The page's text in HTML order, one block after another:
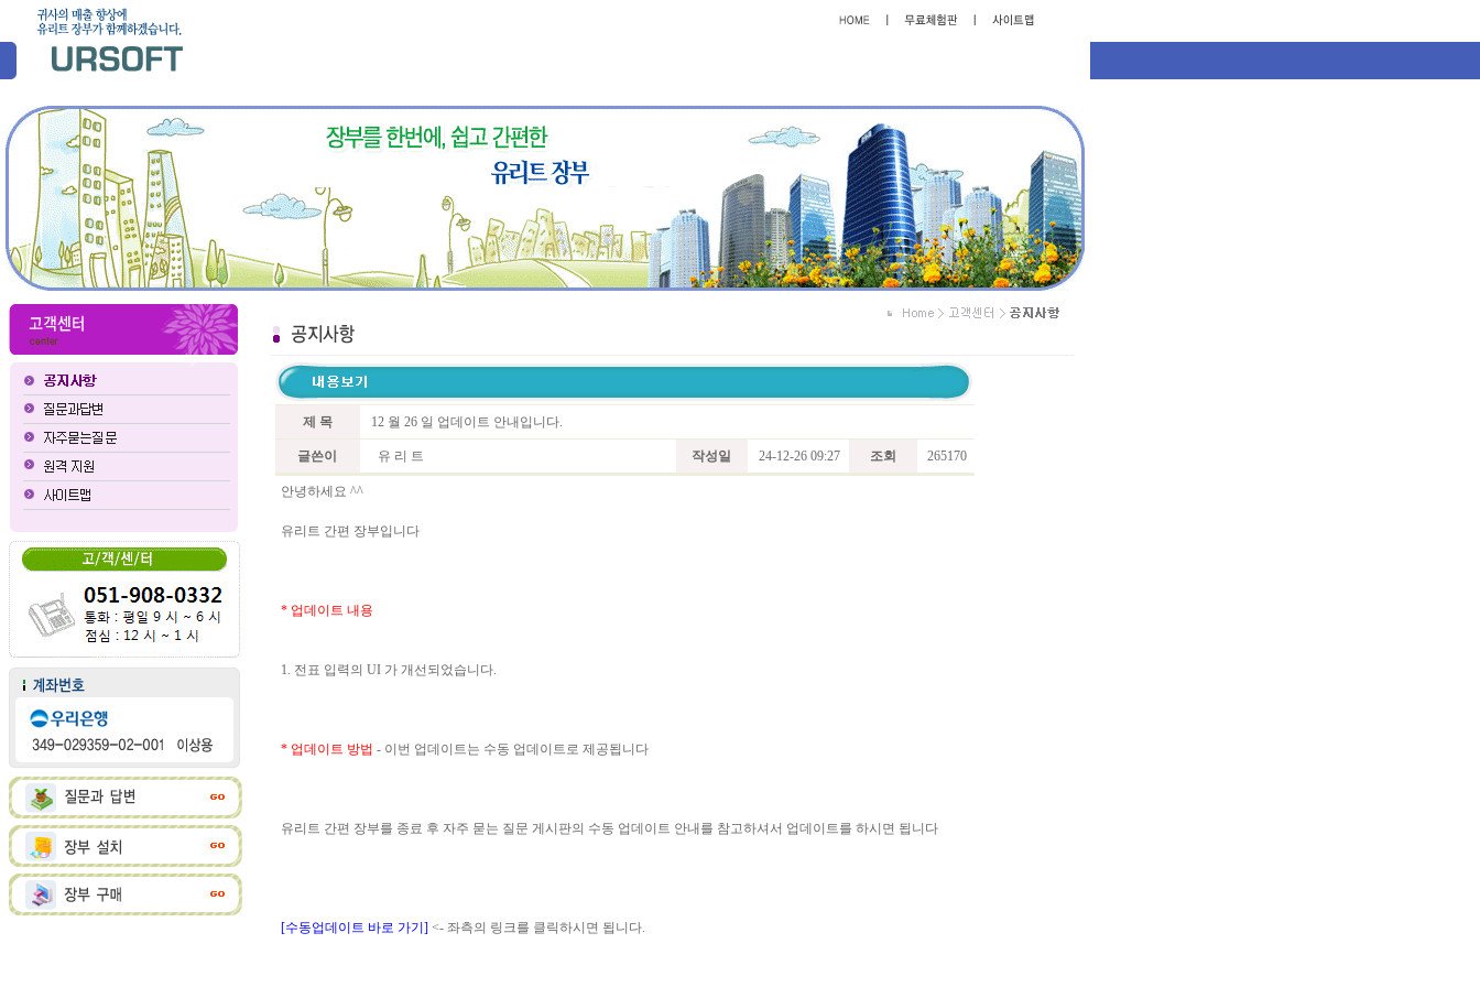
제 목 12 월 26 일 업데이트 안내입니다.
글쓴이 유 리 트 작성일 24-12-26 09:27 조회 265170
안녕하세요 ^^
유리트 간편 장부입니다
* 업데이트 내용
1. 전표 입력의 UI 가 개선되었습니다.
* 업데이트 방법 - 이번 업데이트는 수동 업데이트로 제공됩니다
유리트 간편 장부를 종료 후 자주 묻는 질문 게시판의 수동 업데이트 안내를 참고하셔서 업데이트를 하시면 됩니다
[수동업데이트 바로 가기] <- 좌측의 링크를 클릭하시면 됩니다.